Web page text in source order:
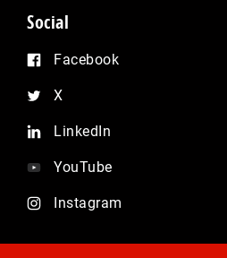
Social
Facebook
X
LinkedIn
YouTube
Instagram